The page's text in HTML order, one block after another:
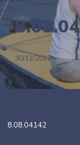
30/12/2012
8.08.04142